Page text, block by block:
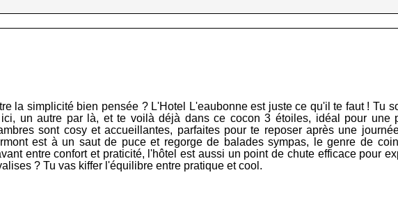
la simplicité bien pensée ? L'Hotel L'eaubonne est juste ce qu'il te faut ! Tu
un autre par là, et te voilà déjà dans ce cocon 3 étoiles, idéal pour une
sont cosy et accueillantes, parfaites pour te reposer après une
est à un saut de puce et regorge de balades sympas, le genre de
entre confort et praticité, l'hôtel est aussi un point de chute efficace pour
? Tu vas kiffer l'équilibre entre pratique et cool.